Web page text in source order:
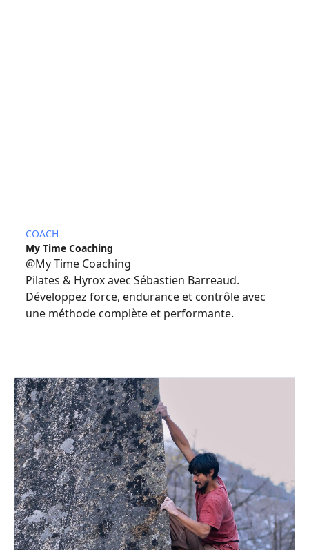
COACH
My Time Coaching
@My Time Coaching
Pilates & Hyrox avec Sébastien Barreaud.
Développez force, endurance et contrôle avec
une méthode complète et performante.